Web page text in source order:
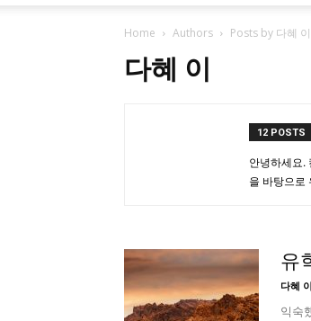
Home Authors Posts by 다혜 이
다혜 이
12 POSTS
안녕하세요.
을 바탕으로
유
다혜 이
익숙